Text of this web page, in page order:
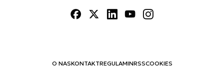
O NASKONTAKTREGULAMINRSSCOOKIES